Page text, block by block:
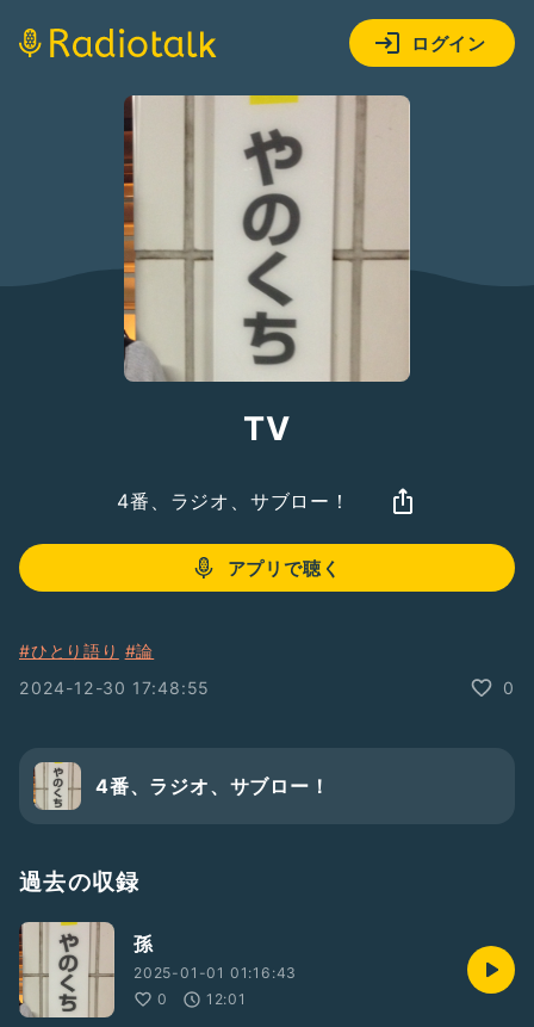
ログイン
TV
4番、ラジオ、サブロー！
アプリで聴く
#ひとり語り #論
2024-12-30 17:48:55
0
4番、ラジオ、サブロー！
過去の収録
孫
2025-01-01 01:16:43
0
12:01